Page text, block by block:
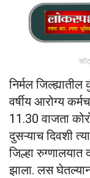
निर्मल
वर्षीय आरोग्य
11.30 वाजता
दुसऱ्याच दिवशी
जिल्हा
झाला. लस